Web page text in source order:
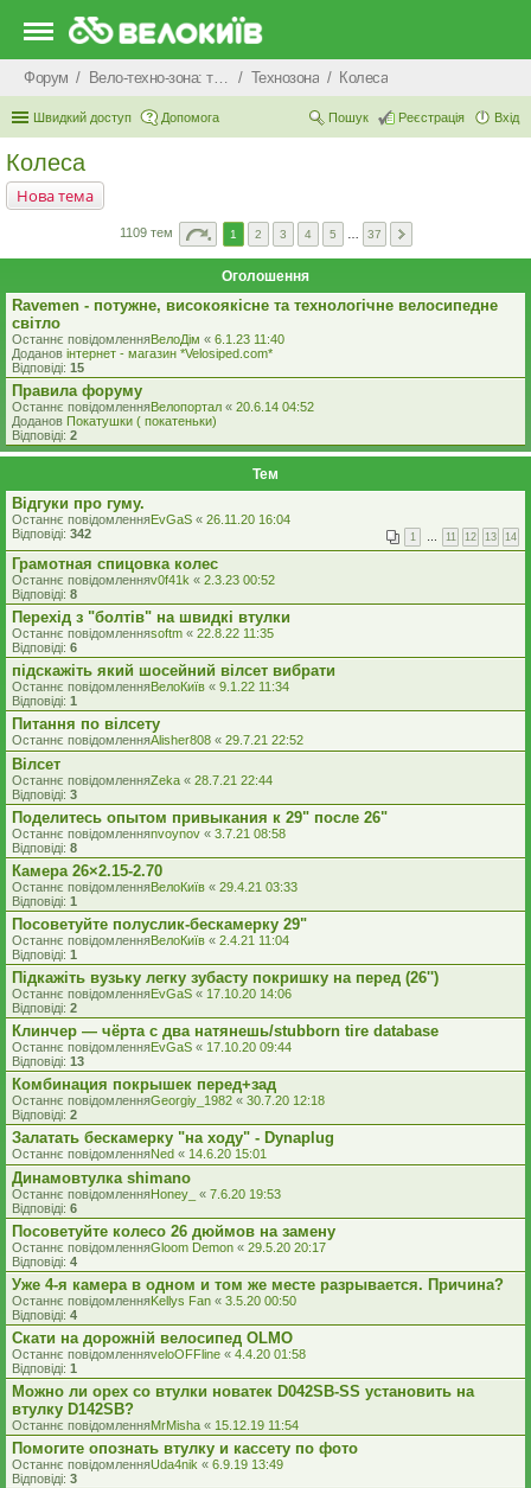
Форум Вело-техно-зона: технічні питання та консультації Технозона Колеса
Швидкий доступ Допомога Вхід
Реєстрація
Пошук
Колеса
Нова тема
1109 тем 1 2 3 4 5 37
Оголошення
Ravemen - потужне, високоякісне та технологічне велосипедне
світло
Останнє повідомленняВелоДім « 6.1.23 11:40
Доданов iнтернет - магазин *Velosiped.com*
Відповіді: 15
Правила форуму
Останнє повідомленняВелопортал « 20.6.14 04:52
Доданов Покатушки ( покатеньки)
Відповіді: 2
Тем
Відгуки про гуму.
Останнє повідомленняEvGaS « 26.11.20 16:04
Відповіді: 342 1 … 11 12 13 14
Грамотная спицовка колес
Останнє повідомленняv0f41k « 2.3.23 00:52
Відповіді: 8
Перехід з "болтів" на швидкі втулки
Останнє повідомленняsoftm « 22.8.22 11:35
Відповіді: 6
підскажіть який шосейний вілсет вибрати
Останнє повідомленняВелоКиїв « 9.1.22 11:34
Відповіді: 1
Питання по вілсету
Останнє повідомленняAlisher808 « 29.7.21 22:52
Вілсет
Останнє повідомленняZeka « 28.7.21 22:44
Відповіді: 3
Поделитесь опытом привыкания к 29" после 26"
Останнє повідомленняnvoynov « 3.7.21 08:58
Відповіді: 8
Камера 26×2.15-2.70
Останнє повідомленняВелоКиїв « 29.4.21 03:33
Відповіді: 1
Посоветуйте полуслик-бескамерку 29"
Останнє повідомленняВелоКиїв « 2.4.21 11:04
Відповіді: 1
Підкажіть вузьку легку зубасту покришку на перед (26'')
Останнє повідомленняEvGaS « 17.10.20 14:06
Відповіді: 2
Клинчер — чёрта с два натянешь/stubborn tire database
Останнє повідомленняEvGaS « 17.10.20 09:44
Відповіді: 13
Комбинация покрышек перед+зад
Останнє повідомленняGeorgiy_1982 « 30.7.20 12:18
Відповіді: 2
Залатать бескамерку "на ходу" - Dynaplug
Останнє повідомленняNed « 14.6.20 15:01
Динамовтулка shimano
Останнє повідомленняHoney_ « 7.6.20 19:53
Відповіді: 6
Посоветуйте колесо 26 дюймов на замену
Останнє повідомленняGloom Demon « 29.5.20 20:17
Відповіді: 4
Уже 4-я камера в одном и том же месте разрывается. Причина?
Останнє повідомленняKellys Fan « 3.5.20 00:50
Відповіді: 4
Скати на дорожній велосипед ОLMO
Останнє повідомленняveloOFFline « 4.4.20 01:58
Відповіді: 1
Можно ли орех со втулки новатек D042SB-SS установить на
втулку D142SB?
Останнє повідомленняMrMisha « 15.12.19 11:54
Помогите опознать втулку и кассету по фото
Останнє повідомленняUda4nik « 6.9.19 13:49
Відповіді: 3